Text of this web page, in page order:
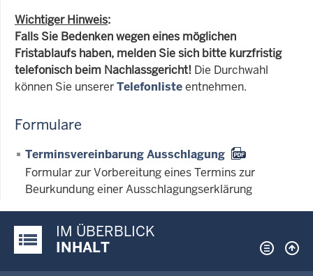
Wichtiger Hinweis:
Falls Sie Bedenken wegen eines möglichen
Fristablaufs haben, melden Sie sich bitte kurzfristig
telefonisch beim Nachlassgericht! Die Durchwahl
können Sie unsererTelefonlisteentnehmen.
Formulare
Terminsvereinbarung Ausschlagung
Formular zur Vorbereitung eines Termins zur
Beurkundung einer Ausschlagungserklärung
Justiz-Portal im Überblick:
IM ÜBERBLICK
INHALT